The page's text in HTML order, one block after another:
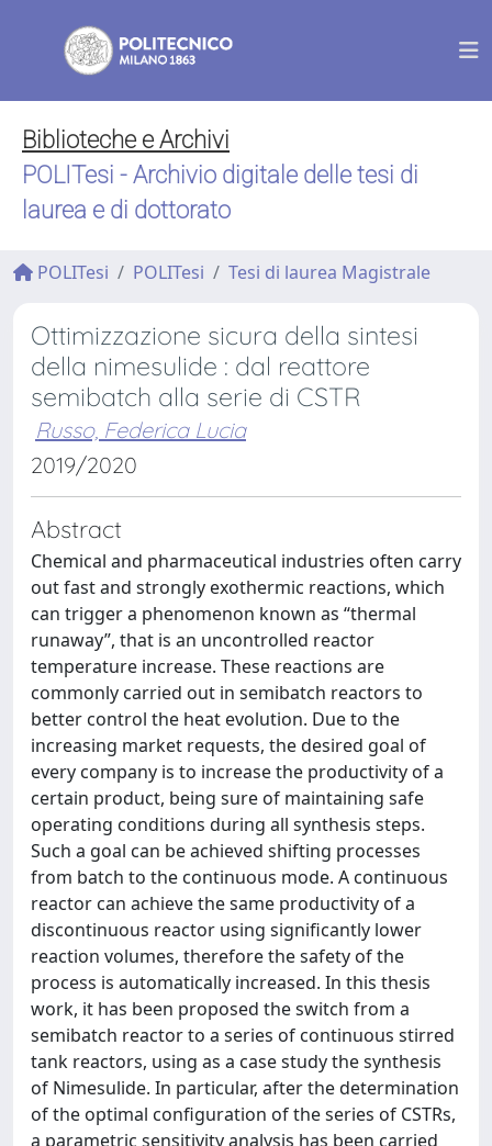
Biblioteche e Archivi
POLITesi - Archivio digitale delle tesi di
laurea e di dottorato
POLITesi POLITesi Tesi di laurea Magistrale
Ottimizzazione sicura della sintesi
della nimesulide : dal reattore
semibatch alla serie di CSTR
Russo, Federica Lucia
2019/2020
Abstract
Chemical and pharmaceutical industries often carry
out fast and strongly exothermic reactions, which
can trigger a phenomenon known as “thermal
runaway”, that is an uncontrolled reactor
temperature increase. These reactions are
commonly carried out in semibatch reactors to
better control the heat evolution. Due to the
increasing market requests, the desired goal of
every company is to increase the productivity of a
certain product, being sure of maintaining safe
operating conditions during all synthesis steps.
Such a goal can be achieved shifting processes
from batch to the continuous mode. A continuous
reactor can achieve the same productivity of a
discontinuous reactor using significantly lower
reaction volumes, therefore the safety of the
process is automatically increased. In this thesis
work, it has been proposed the switch from a
semibatch reactor to a series of continuous stirred
tank reactors, using as a case study the synthesis
of Nimesulide. In particular, after the determination
of the optimal configuration of the series of CSTRs,
a parametric sensitivity analysis has been carried